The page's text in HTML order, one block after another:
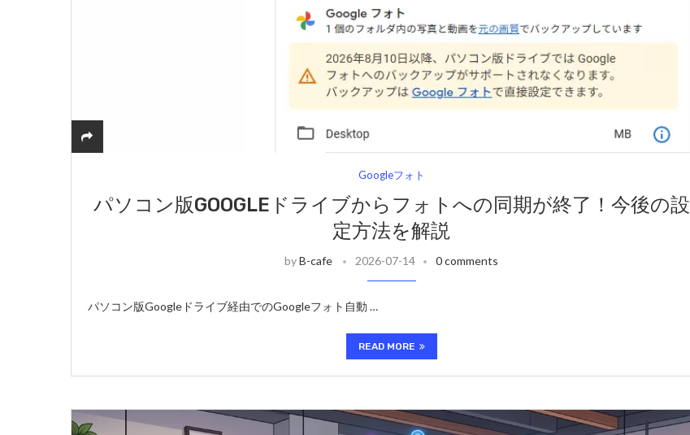
Googleフォト
パソコン版GOOGLEドライブからフォトへの同期が終了！今後の設
定方法を解説
byB-cafe 2026-07-14 0 comments
パソコン版Googleドライブ経由でのGoogleフォト自動 …
READ MORE